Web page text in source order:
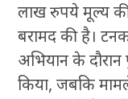
लाख रुपये मूल्य
बरामद की है।
अभियान के
किया, जबकि